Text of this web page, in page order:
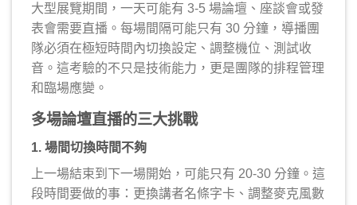
大型展覽期間，一天可能有 3-5 場論壇、座談會或發
表會需要直播。每場間隔可能只有 30 分鐘，導播團
隊必須在極短時間內切換設定、調整機位、測試收
音。這考驗的不只是技術能力，更是團隊的排程管理
和臨場應變。
多場論壇直播的三大挑戰
1. 場間切換時間不夠
上一場結束到下一場開始，可能只有 20-30 分鐘。這
段時間要做的事：更換講者名條字卡、調整麥克風數